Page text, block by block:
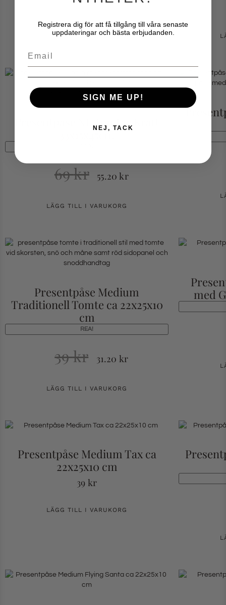
LÄGG TILL I VARUKORG
Presentpåse XL Tomtar Kraft
33x15x45cm
69kr 55.20kr
LÄGG TILL I VARUKORG
Presentpåse Medium
Traditionell Tomte ca 22x25x10
cm
REA!
39kr 31.20 kr
LÄGG TILL I VARUKORG
med
Presentpåse Medium Tax ca
22x25x10 cm
39 kr
LÄGG TILL I VARUKORG
Registrera dig för att få tillgång till våra senaste
uppdateringar och bästa erbjudanden.
Email
SIGN ME UP!
NEJ, TACK